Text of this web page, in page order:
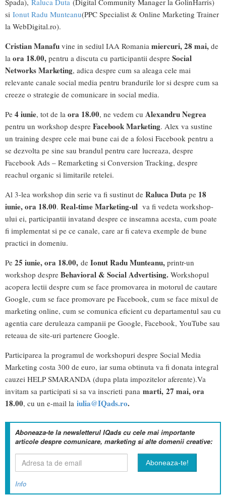
si Ionut Radu Munteanu(PPC Specialist & Online Marketing Trainer
la WebDigital.ro).
Cristian Manafu vine in sediul IAA Romania miercuri, 28 mai, de
la ora 18.00, pentru a discuta cu participantii despre Social
Networks Marketing, adica despre cum sa aleaga cele mai
relevante canale social media pentru brandurile lor si despre cum sa
creeze o strategie de comunicare in social media.
Pe 4 iunie, tot de la ora 18.00, ne vedem cu Alexandru Negrea
pentru un workshop despre Facebook Marketing. Alex va sustine
un training despre cele mai bune cai de a folosi Facebook pentru a
se dezvolta pe sine sau brandul pentru care lucreaza, despre
Facebook Ads – Remarketing si Conversion Tracking, despre
reachul organic si limitarile retelei.
Al 3-lea workshop din serie va fi sustinut de Raluca Duta pe 18
iunie, ora 18.00. Real-time Marketing-ul va fi vedeta workshop-
ului ei, participantii invatand despre ce inseamna acesta, cum poate
fi implementat si pe ce canale, care ar fi cateva exemple de bune
practici in domeniu.
Pe 25 iunie, ora 18.00, de Ionut Radu Munteanu, printr-un
workshop despre Behavioral & Social Advertising. Workshopul
acopera lectii despre cum se face promovarea in motorul de cautare
Google, cum se face promovare pe Facebook, cum se face mixul de
marketing online, cum se comunica eficient cu departamentul sau cu
agentia care deruleaza campanii pe Google, Facebook, YouTube sau
reteaua de site-uri partenere Google.
Participarea la programul de workshopuri despre Social Media
Marketing costa 300 de euro, iar suma obtinuta va fi donata integral
cauzei HELP SMARANDA (dupa plata impozitelor aferente).Va
invitam sa participati si sa va inscrieti pana marti, 27 mai, ora
18.00, cu un e-mail la iulia@IQads.ro.
Aboneaza-te la newsletterul IQads cu cele mai importante
articole despre comunicare, marketing si alte domenii creative:
Info